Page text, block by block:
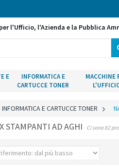
l'Ufficio, l'Azienda e la Pubblica
E
INFORMATICA E
CARTUCCE TONER
MACCHINE
INFORMATICA E CARTUCCE TONER >
STAMPANTI AD AGHI Ci sono 82